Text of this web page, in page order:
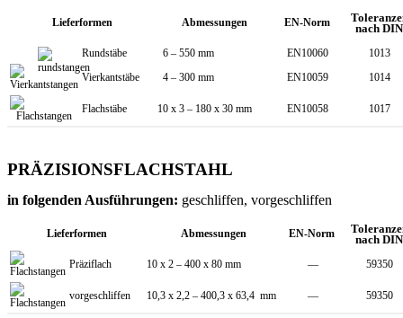
Lieferformen Abmessungen EN-Norm
nach DIN
Rundstäbe 6 – 550 mm EN10060
1013
Vierkantstäbe
4 – 300 mm EN10059 1014
Flachstäbe 10 x 3 – 180 x 30 mm EN10058 1017
PRÄZISIONSFLACHSTAHL
in folgenden Ausführungen: geschliffen, vorgeschliffen
Lieferformen Abmessungen EN-Norm
nach DIN
Präziflach 10 x 2 – 400 x 80 mm — 59350
vorgeschliffen 10,3 x 2,2 – 400,3 x 63,4 mm — 59350